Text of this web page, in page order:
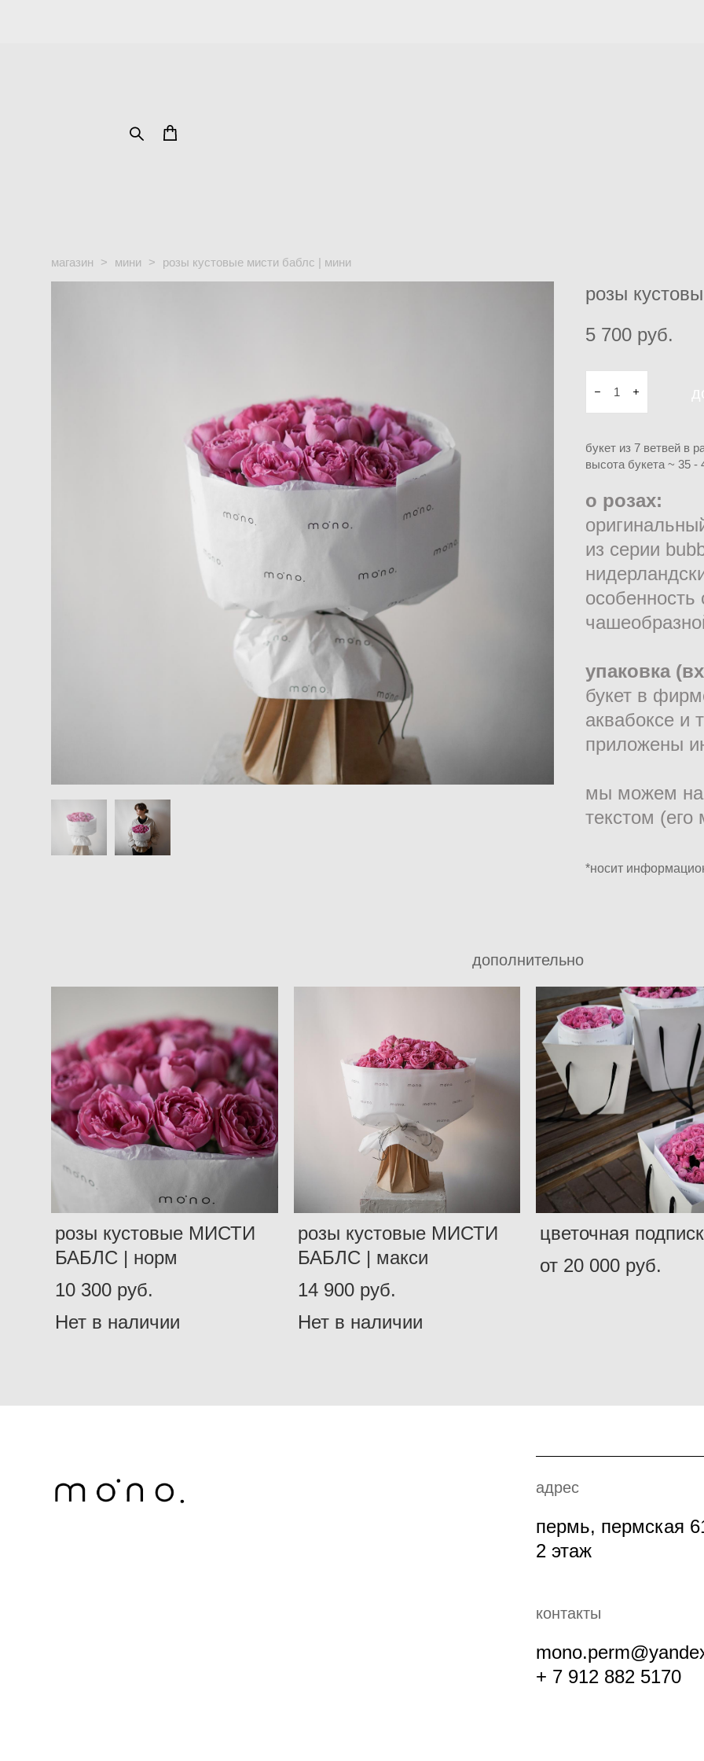
магазин > мини > розы кустовые мисти баблс | мини
розы
5 700 pуб.
букет из 7 ветвей в
высота букета ~ 35
о розах:
из серии
упаковка
букет в
аквабоксе и
приложены
мы можем
текстом (его
*носит
дополнительно
розы кустовые МИСТИ
БАБЛС | норм
10 300 pуб.
Нет в наличии
розы кустовые МИСТИ
БАБЛС | макси
14 900 pуб.
Нет в наличии
цветочная
от 20 000 pуб.
адрес
пермь, пермская
2 этаж
контакты
+ 7 912 882 5170